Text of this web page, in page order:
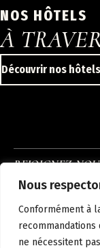
Nous
Conformément à
recommandations
ne nécessitent
NOS HÔTELS
À
Découvrir nos hôtels
REJOIGNEZ-
NOUS
MENTIONS LÉGALES